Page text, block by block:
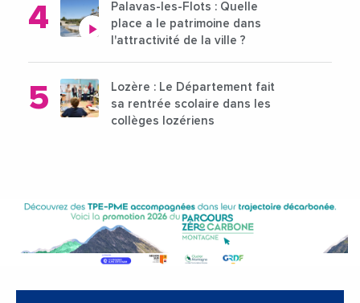
Palavas-les-Flots : Quelle
place a le patrimoine dans
l'attractivité de la ville ?
Lozère : Le Département fait
sa rentrée scolaire dans les
collèges lozériens